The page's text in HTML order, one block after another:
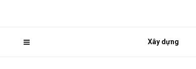
Xây dựng